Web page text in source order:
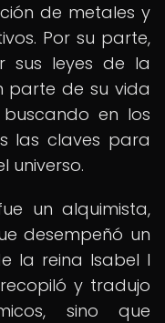
de metales y
Por su parte,
sus leyes de la
parte de su vida
en los
las claves para
universo.
un alquimista,
desempeñó un
la reina Isabel I
y tradujo
sino que